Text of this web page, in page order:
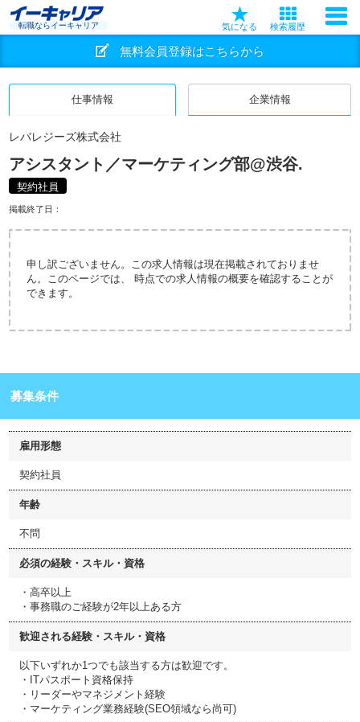
転職ならイーキャリア 気になる 検索履歴
無料会員登録はこちらから
仕事情報 企業情報
レバレジーズ株式会社
アシスタント／マーケティング部@渋谷.
契約社員
掲載終了日：
申し訳ございません。この求人情報は現在掲載されておりませ
ん。このページでは、 時点での求人情報の概要を確認することが
できます。
募集条件
雇用形態
契約社員
年齢
不問
必須の経験・スキル・資格
・高卒以上
・事務職のご経験が2年以上ある方
歓迎される経験・スキル・資格
以下いずれか1つでも該当する方は歓迎です。
・ITパスポート資格保持
・リーダーやマネジメント経験
・マーケティング業務経験(SEO領域なら尚可)